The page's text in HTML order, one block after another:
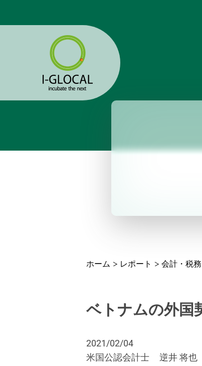
ホーム レポート 会計・税
ベトナムの外国
2021/02/04
米国公認会計士
逆井 将也